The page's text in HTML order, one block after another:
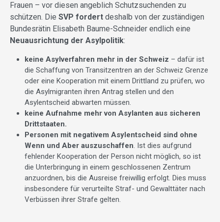
Frauen – vor diesen angeblich Schutzsuchenden zu
schützen. Die SVP fordert deshalb von der zuständigen
Bundesrätin Elisabeth Baume-Schneider endlich eine
Neuausrichtung der Asylpolitik:
keine Asylverfahren mehr in der Schweiz – dafür ist
die Schaffung von Transitzentren an der Schweiz Grenze
oder eine Kooperation mit einem Drittland zu prüfen, wo
die Asylmigranten ihren Antrag stellen und den
Asylentscheid abwarten müssen.
keine Aufnahme mehr von Asylanten aus sicheren
Drittstaaten.
Personen mit negativem Asylentscheid sind ohne
Wenn und Aber auszuschaffen. Ist dies aufgrund
fehlender Kooperation der Person nicht möglich, so ist
die Unterbringung in einem geschlossenen Zentrum
anzuordnen, bis die Ausreise freiwillig erfolgt. Dies muss
insbesondere für verurteilte Straf- und Gewalttäter nach
Verbüssen ihrer Strafe gelten.